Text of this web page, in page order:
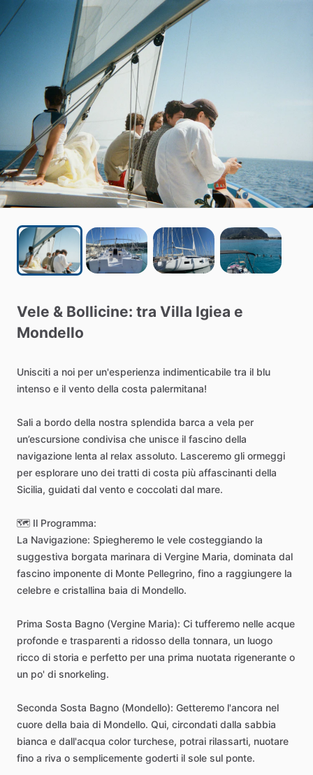
Vele & Bollicine: tra Villa Igiea e
Mondello
Unisciti a noi per un'esperienza indimenticabile tra il blu
intenso e il vento della costa palermitana!
Sali a bordo della nostra splendida barca a vela per
un’escursione condivisa che unisce il fascino della
navigazione lenta al relax assoluto. Lasceremo gli ormeggi
per esplorare uno dei tratti di costa più affascinanti della
Sicilia, guidati dal vento e coccolati dal mare.
🗺️ Il Programma:
La Navigazione: Spiegheremo le vele costeggiando la
suggestiva borgata marinara di Vergine Maria, dominata dal
fascino imponente di Monte Pellegrino, fino a raggiungere la
celebre e cristallina baia di Mondello.
Prima Sosta Bagno (Vergine Maria): Ci tufferemo nelle acque
profonde e trasparenti a ridosso della tonnara, un luogo
ricco di storia e perfetto per una prima nuotata rigenerante o
un po' di snorkeling.
Seconda Sosta Bagno (Mondello): Getteremo l'ancora nel
cuore della baia di Mondello. Qui, circondati dalla sabbia
bianca e dall'acqua color turchese, potrai rilassarti, nuotare
fino a riva o semplicemente goderti il sole sul ponte.